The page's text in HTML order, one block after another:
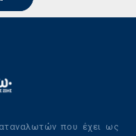
που έχει ως